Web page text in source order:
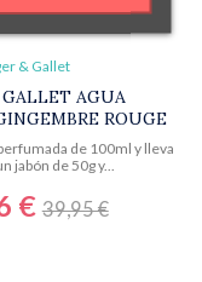
& Gallet
GALLET AGUA
ROUGE
de 100ml y lleva
jabón de 50g y...
€39,95 €